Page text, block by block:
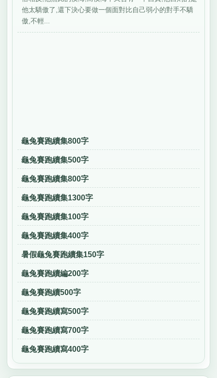
他太驕傲了,還下決心要做一個面對比自己弱小的對手不驕
傲,不輕...
龜兔賽跑續集800字
龜兔賽跑續集500字
龜兔賽跑續集800字
龜兔賽跑續集1300字
龜兔賽跑續集100字
龜兔賽跑續集400字
暑假龜兔賽跑續集150字
龜兔賽跑續編200字
龜兔賽跑續500字
龜兔賽跑續寫500字
龜兔賽跑續寫700字
龜兔賽跑續寫400字